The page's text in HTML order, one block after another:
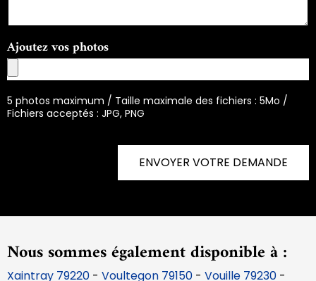
Ajoutez vos photos
5 photos maximum / Taille maximale des fichiers : 5Mo /
Fichiers acceptés : JPG, PNG
ENVOYER VOTRE DEMANDE
Nous sommes également disponible à :
Xaintray 79220 - Voultegon 79150 - Vouille 79230 -